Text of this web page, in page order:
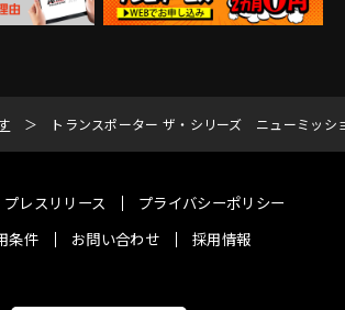
トランスポーター ザ・シリーズ ニューミッシ
プレスリリース
プライバシーポリシー
条件
お問い合わせ 採用情報